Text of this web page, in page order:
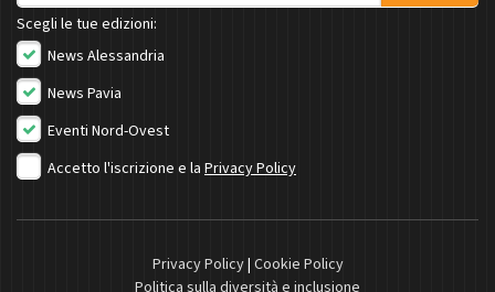
Scegli le tue edizioni:
News Alessandria
News Pavia
Eventi Nord-Ovest
Accetto l'iscrizione e la Privacy Policy
Privacy Policy| Cookie Policy